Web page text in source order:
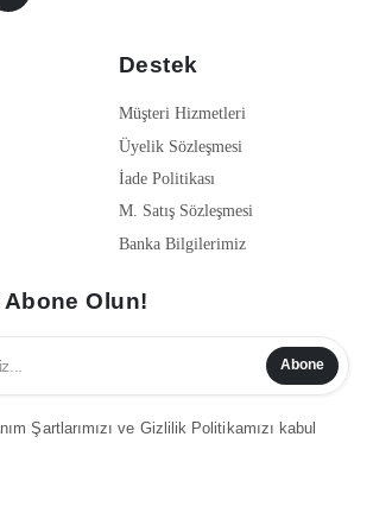
Destek
Müşteri Hizmetleri
Üyelik Sözleşmesi
İade Politikası
M. Satış Sözleşmesi
Banka Bilgilerimiz
Olun!
Abone
Şartlarımızı ve Gizlilik Politikamızı kabul